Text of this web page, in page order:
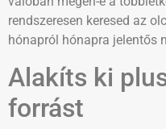
rendszeresen keresed az
hónapról hónapra jelentős
Alakíts ki
forrást